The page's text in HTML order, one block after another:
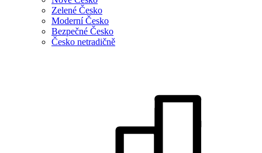
Zelené Česko
Moderní Česko
Bezpečné Česko
Česko netradičně